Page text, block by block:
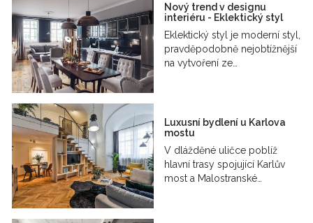
Nový trend v designu
interiéru - Eklektický styl
Eklektický styl je moderní styl,
pravděpodobně nejobtížnější
na vytvoření ze…
Luxusní bydlení u Karlova
mostu
V dlážděné uličce poblíž
hlavní trasy spojující Karlův
most a Malostranské…